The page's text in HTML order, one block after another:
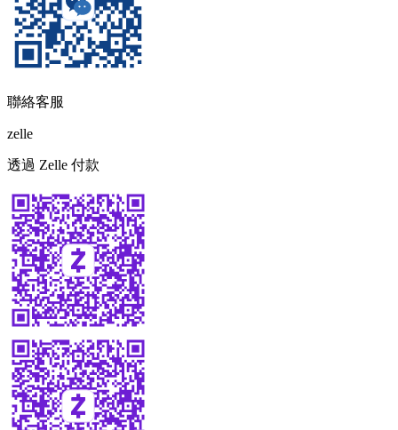
聯絡客服
zelle
透過 Zelle 付款